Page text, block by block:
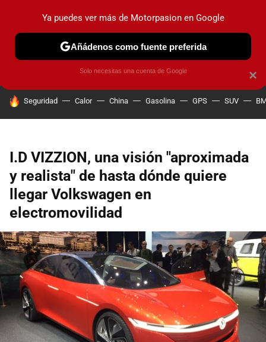
PRUEBAS COCHES ELÉCTRICOS OBSERVATORIO
HOY SE HABLA DE
Seguridad Calor China Gasolina GPS SUV
I.D VIZZION, una visión "aproximada
y realista" de hasta dónde quiere
llegar Volkswagen en
electromovilidad
×
Ya puedes ver más de Motorpasion en Google
Añádenos como fuente preferida
Solo necesitas una cuenta de Google